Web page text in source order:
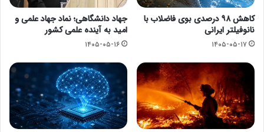
کاهش ۹۸ درصدی بوی فاضلاب با
نانوفیلتر ایرانی
۱۴۰۵-۰۵-۱۷
جهاد دانشگاهی؛ نماد جهاد علمی و
امید به آینده علمی کشور
۱۴۰۵-۰۵-۱۶